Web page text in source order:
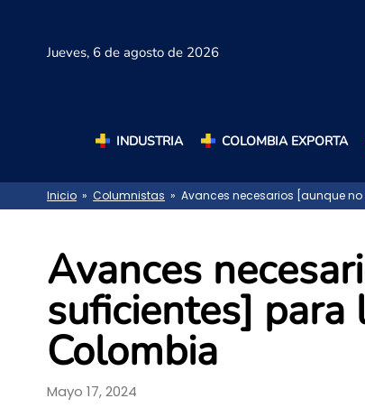
Jueves, 6 de agosto de 2026
INDUSTRIA COLOMBIA EXPORTA
Inicio » Columnistas » Avances necesarios [aunque
Avances
suficientes] para
Colombia
Mayo 17, 2024